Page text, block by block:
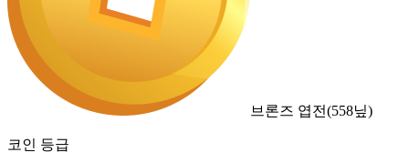
브론즈 엽전(558닢)
코인 등급